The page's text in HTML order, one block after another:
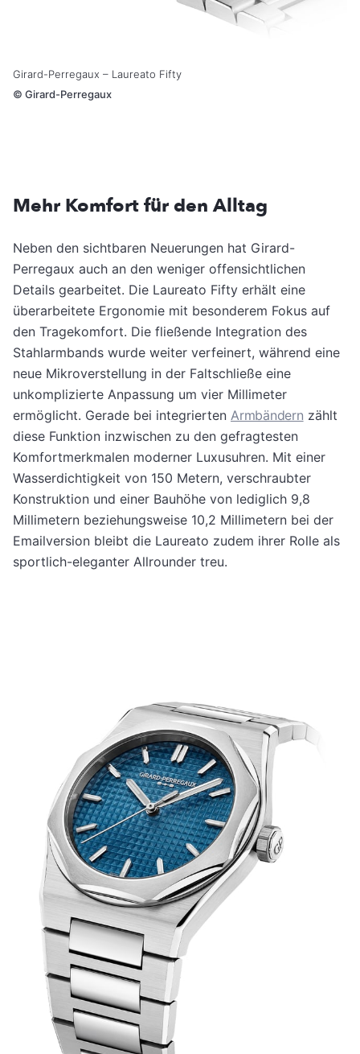
Girard-Perregaux – Laureato Fifty
© Girard-Perregaux
Mehr Komfort für den Alltag
Neben den sichtbaren Neuerungen hat Girard-
Perregaux auch an den weniger offensichtlichen
Details gearbeitet. Die Laureato Fifty erhält eine
überarbeitete Ergonomie mit besonderem Fokus auf
den Tragekomfort. Die fließende Integration des
Stahlarmbands wurde weiter verfeinert, während eine
neue Mikroverstellung in der Faltschließe eine
unkomplizierte Anpassung um vier Millimeter
ermöglicht. Gerade bei integrierten Armbändern zählt
diese Funktion inzwischen zu den gefragtesten
Komfortmerkmalen moderner Luxusuhren. Mit einer
Wasserdichtigkeit von 150 Metern, verschraubter
Konstruktion und einer Bauhöhe von lediglich 9,8
Millimetern beziehungsweise 10,2 Millimetern bei der
Emailversion bleibt die Laureato zudem ihrer Rolle als
sportlich-eleganter Allrounder treu.